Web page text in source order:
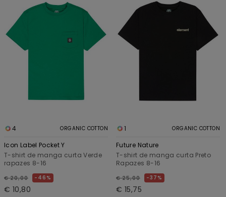
4 ORGANIC COTTON
Icon Label Pocket Y
T-shirt de manga curta Verde
rapazes 8-16
€ 20,00 46%
€ 10,80
1 ORGANIC COTTON
Future Nature
T-shirt de manga curta Preto
Rapazes 8-16
€ 25,00 37%
€ 15,75